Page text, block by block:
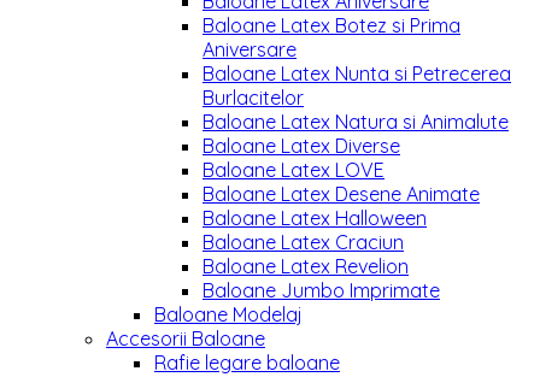
Baloane Latex Botez si Prima
Aniversare
Baloane Latex Nunta si Petrecerea
Burlacitelor
Baloane Latex Natura si Animalute
Baloane Latex Diverse
Baloane Latex LOVE
Baloane Latex Desene Animate
Baloane Latex Halloween
Baloane Latex Craciun
Baloane Latex Revelion
Baloane Jumbo Imprimate
Baloane Modelaj
Accesorii Baloane
Rafie legare baloane